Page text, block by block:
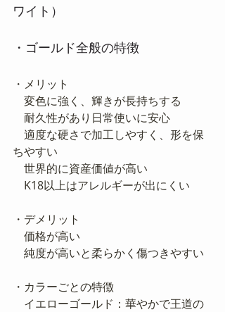
ワイト）
・ゴールド全般の特徴
・メリット
変色に強く、輝きが長持ちする
耐久性があり日常使いに安心
適度な硬さで加工しやすく、形を保
ちやすい
世界的に資産価値が高い
K18以上はアレルギーが出にくい
・デメリット
価格が高い
純度が高いと柔らかく傷つきやすい
・カラーごとの特徴
イエローゴールド：華やかで王道の